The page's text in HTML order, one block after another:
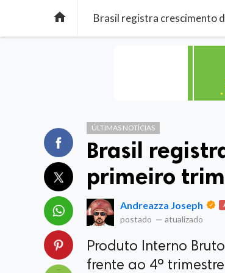
 Brasil registra crescimento
ÚLTIMAS NOTÍCIAS
Brasil
primeiro
Andreazza Joseph
postado — atualizado
Produto Interno
frente ao 4º